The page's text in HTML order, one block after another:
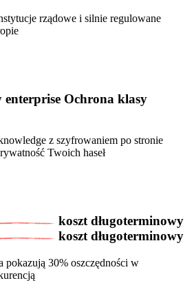
rządowe i silnie regulowane
enterprise Ochrona klasy
z szyfrowaniem po stronie
Twoich haseł
koszt długoterminowy
koszt długoterminowy
pokazują 30% oszczędności w